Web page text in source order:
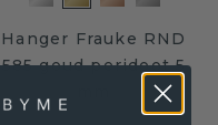
Hanger Frauke RND
585 goud peridoot 5